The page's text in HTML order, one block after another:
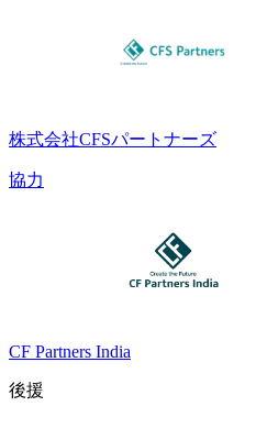
株式会社CFSパートナーズ
協力
CF Partners India
後援